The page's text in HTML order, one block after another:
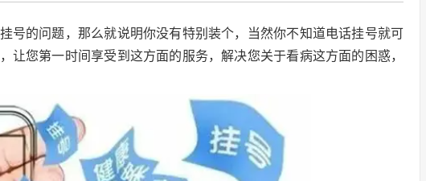
号的问题，那么就说明你没有特别装个，当然你不知道电话挂号就可
让您第一时间享受到这方面的服务，解决您关于看病这方面的困惑，